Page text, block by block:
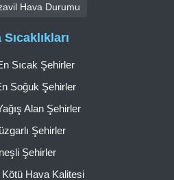
Hava Durumu
Sıcak Şehirler
Soğuk Şehirler
Alan Şehirler
Şehirler
Şehirler
Kötü Hava Kalitesi